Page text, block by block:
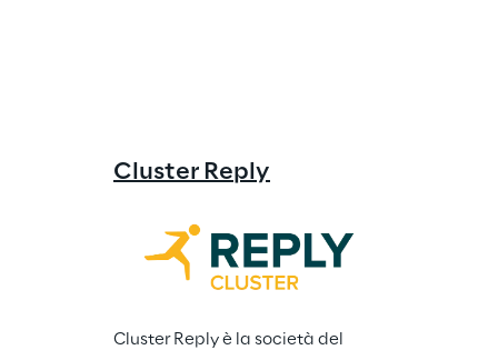
Cluster Reply
Cluster Reply è la società del